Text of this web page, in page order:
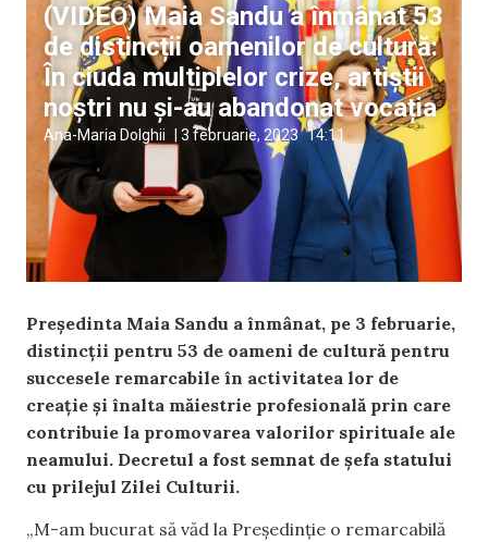
(VIDEO) Maia Sandu a înmânat 53
de distincții oamenilor de cultură:
În ciuda multiplelor crize, artiștii
noștri nu și-au abandonat vocația
Ana-Maria Dolghii 3 februarie, 2023 14:11
Președinta Maia Sandu a înmânat, pe 3 februarie,
distincții pentru 53 de oameni de cultură pentru
succesele remarcabile în activitatea lor de
creație și înalta măiestrie profesională prin care
contribuie la promovarea valorilor spirituale ale
neamului. Decretul a fost semnat de șefa statului
cu prilejul Zilei Culturii.
„M-am bucurat să văd la Președinție o remarcabilă